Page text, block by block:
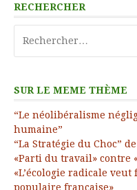
RECHERCHER
SUR LE MEME THÈME
“Le néolibéralisme
humaine”
“La Stratégie du Choc”
«Parti du travail» contre
«L’écologie radicale
populaire française»